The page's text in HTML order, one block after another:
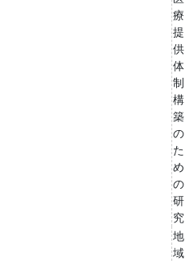
療
提
供
体
制
構
築
の
た
め
の
研
究
地
域